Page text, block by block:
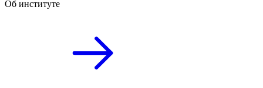
Об институте